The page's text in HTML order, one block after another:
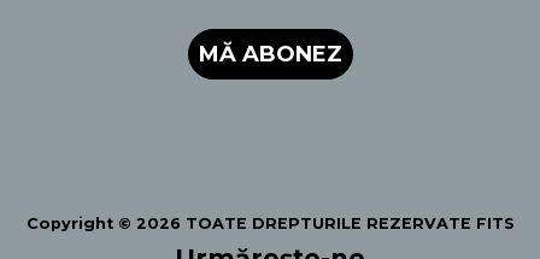
MĂ ABONEZ
Copyright © 2026 TOATE DREPTURILE REZERVATE FITS